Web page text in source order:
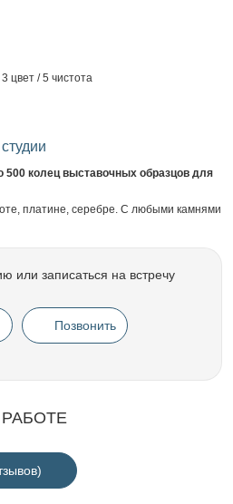
цвет / 5 чистота
500 колец выставочных образцов для
платине, серебре. С любыми камнями
или записаться на встречу
Позвонить